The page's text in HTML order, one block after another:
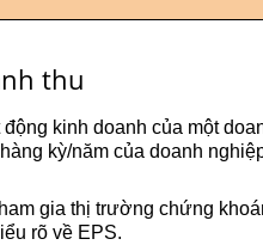
thu
kinh doanh của một
kỳ/năm của doanh
gia thị trường chứng
rõ về EPS.